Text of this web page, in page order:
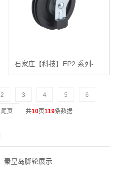
2 3 4 5 6
尾页 共10页119条数据
秦皇岛脚轮展示